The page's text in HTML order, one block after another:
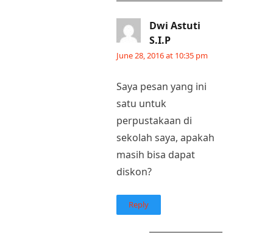
Dwi Astuti
S.I.P
June 28, 2016 at 10:35 pm
Saya pesan yang ini
satu untuk
perpustakaan di
sekolah saya, apakah
masih bisa dapat
diskon?
Reply